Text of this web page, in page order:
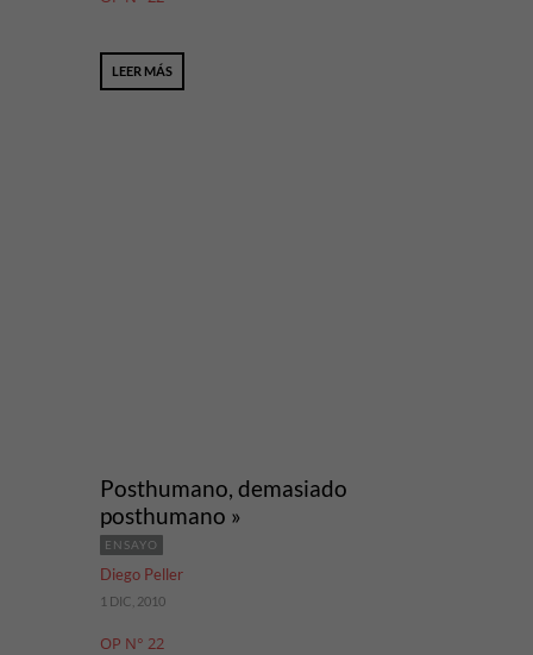
LEER MÁS
Posthumano, demasiado
posthumano »
ENSAYO
Diego Peller
1 DIC, 2010
OP N° 22